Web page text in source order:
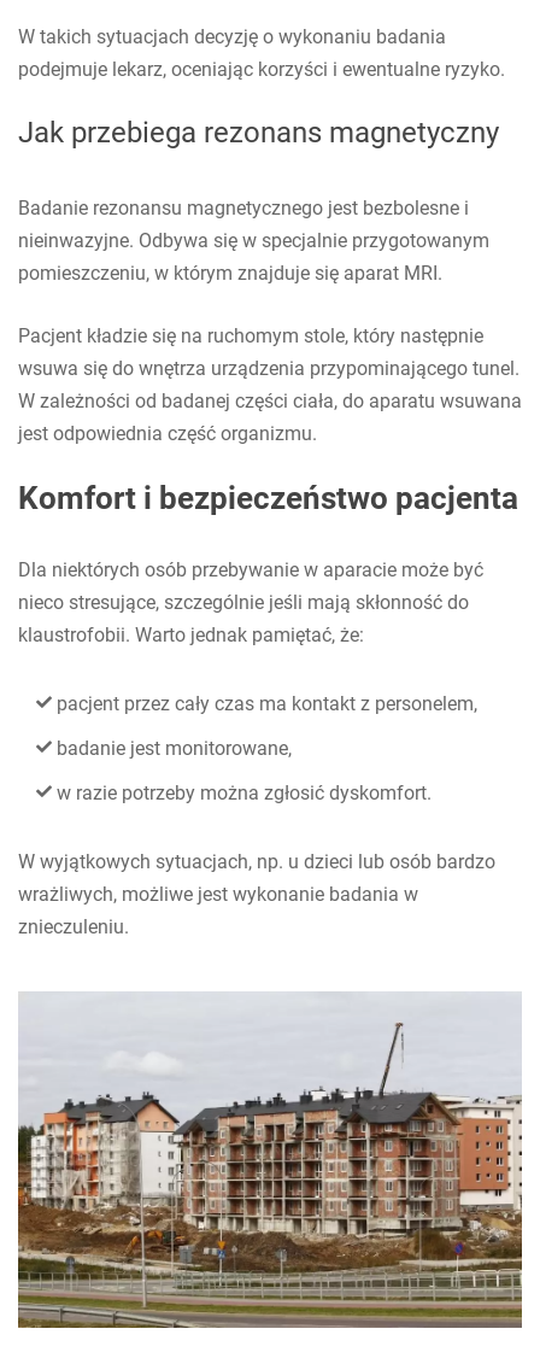
W takich sytuacjach decyzję o wykonaniu badania
podejmuje lekarz, oceniając korzyści i ewentualne ryzyko.
Jak przebiega rezonans magnetyczny
Badanie rezonansu magnetycznego jest bezbolesne i
nieinwazyjne. Odbywa się w specjalnie przygotowanym
pomieszczeniu, w którym znajduje się aparat MRI.
Pacjent kładzie się na ruchomym stole, który następnie
wsuwa się do wnętrza urządzenia przypominającego tunel.
W zależności od badanej części ciała, do aparatu wsuwana
jest odpowiednia część organizmu.
Komfort i bezpieczeństwo pacjenta
Dla niektórych osób przebywanie w aparacie może być
nieco stresujące, szczególnie jeśli mają skłonność do
klaustrofobii. Warto jednak pamiętać, że:
pacjent przez cały czas ma kontakt z personelem,
badanie jest monitorowane,
w razie potrzeby można zgłosić dyskomfort.
W wyjątkowych sytuacjach, np. u dzieci lub osób bardzo
wrażliwych, możliwe jest wykonanie badania w
znieczuleniu.